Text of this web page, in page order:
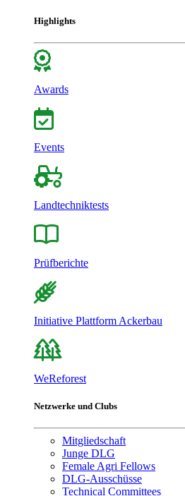
Highlights
Awards
Events
Landtechniktests
Prüfberichte
Initiative Plattform Ackerbau
WeReforest
Netzwerke und Clubs
Mitgliedschaft
Junge DLG
Female Agri Fellows
DLG-Ausschüsse
Technical Committees